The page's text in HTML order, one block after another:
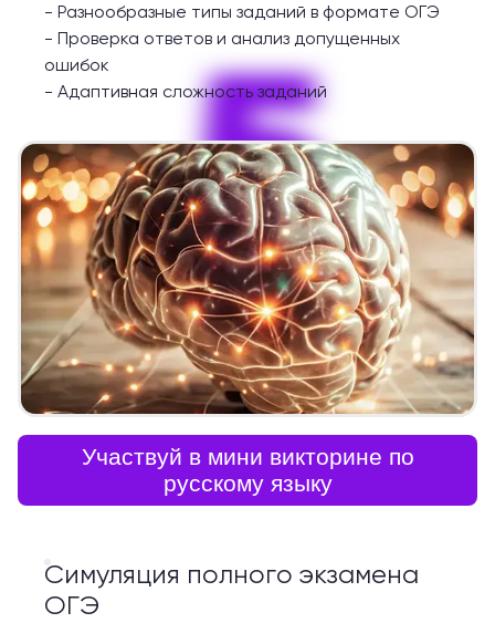
5
- Разнообразные типы заданий в формате ОГЭ
- Проверка ответов и анализ допущенных
ошибок
- Адаптивная сложность заданий
Участвуй в мини викторине по
русскому языку
Симуляция полного экзамена
ОГЭ